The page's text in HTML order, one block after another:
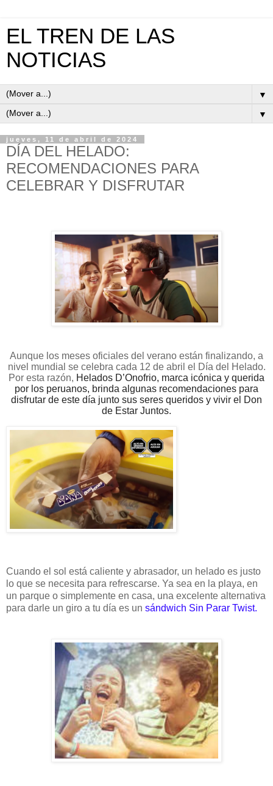
EL TREN DE LAS
NOTICIAS
▼
▼
jueves, 11 de abril de 2024
DÍA DEL HELADO:
RECOMENDACIONES PARA
CELEBRAR Y DISFRUTAR
Aunque los meses oficiales del verano están finalizando, a
nivel mundial se celebra cada 12 de abril el Día del Helado.
Por esta razón, Helados D’Onofrio, marca icónica y querida
por los peruanos, brinda algunas recomendaciones para
disfrutar de este día junto sus seres queridos y vivir el Don
de Estar Juntos.
Cuando el sol está caliente y abrasador, un helado es justo
lo que se necesita para refrescarse. Ya sea en la playa, en
un parque o simplemente en casa, una excelente alternativa
para darle un giro a tu día es un sándwich Sin Parar Twist.